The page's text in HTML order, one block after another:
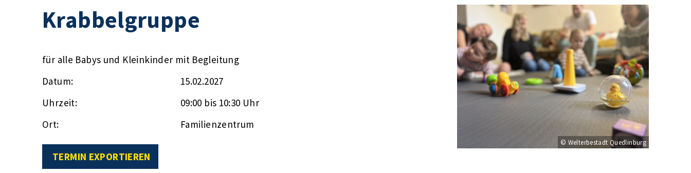
Krabbelgruppe
für alle Babys und Kleinkinder mit Begleitung
Datum:
15.02.2027
Uhrzeit:
09:00 bis 10:30 Uhr
Ort:
Familienzentrum
TERMIN EXPORTIEREN
© Welterbestadt Quedlinburg